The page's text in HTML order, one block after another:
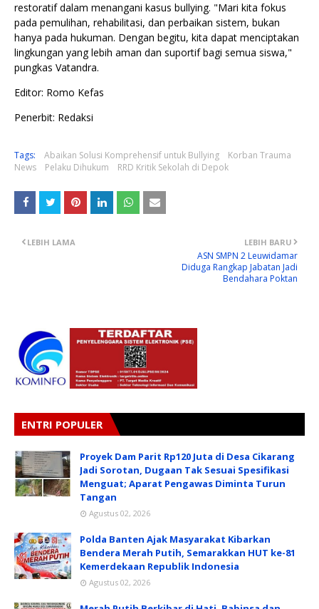
restoratif dalam menangani kasus bullying. "Mari kita fokus
pada pemulihan, rehabilitasi, dan perbaikan sistem, bukan
hanya pada hukuman. Dengan begitu, kita dapat menciptakan
lingkungan yang lebih aman dan suportif bagi semua siswa,"
pungkas Vatandra.
Editor: Romo Kefas
Penerbit: Redaksi
Tags: Abaikan Solusi Komprehensif untuk Bullying
Korban Trauma
News
Pelaku Dihukum RRD Kritik Sekolah di Depok
LEBIH BARU
ASN SMPN 2 Leuwidamar
Diduga Rangkap Jabatan Jadi
Bendahara Poktan
LEBIH LAMA
ENTRI POPULER
Proyek Dam Parit Rp120 Juta di Desa Cikarang
Jadi Sorotan, Dugaan Tak Sesuai Spesifikasi
Menguat; Aparat Pengawas Diminta Turun
Tangan
Agustus 02, 2026
Polda Banten Ajak Masyarakat Kibarkan
Bendera Merah Putih, Semarakkan HUT ke-81
Kemerdekaan Republik Indonesia
Agustus 02, 2026